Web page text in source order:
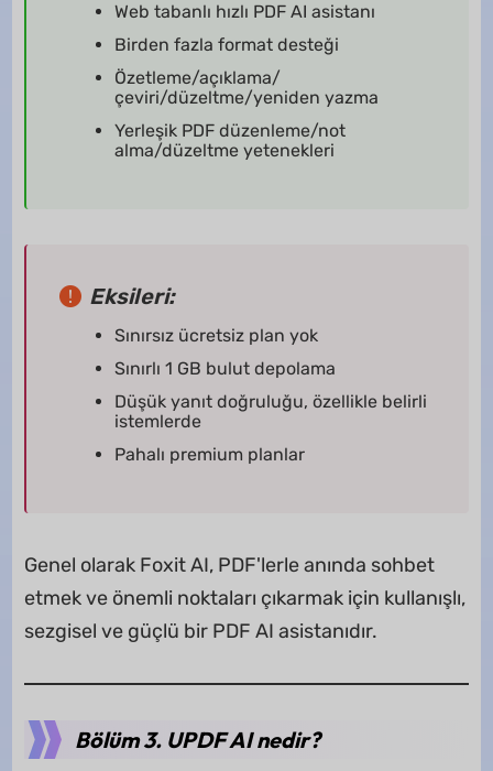
Web tabanlı hızlı PDF AI asistanı
Birden fazla format desteği
Özetleme/açıklama/
çeviri/düzeltme/yeniden yazma
Yerleşik PDF düzenleme/not
alma/düzeltme yetenekleri
Eksileri:
Sınırsız ücretsiz plan yok
Sınırlı 1 GB bulut depolama
Düşük yanıt doğruluğu, özellikle belirli
istemlerde
Pahalı premium planlar
Genel olarak Foxit AI, PDF'lerle anında sohbet
etmek ve önemli noktaları çıkarmak için kullanışlı,
sezgisel ve güçlü bir PDF AI asistanıdır.
Bölüm 3. UPDF AI nedir?